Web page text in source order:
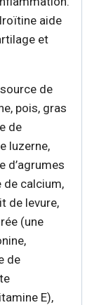
aide
et
de
pois, gras
de
luzerne,
d’agrumes
de calcium,
de levure,
(une
de
E),